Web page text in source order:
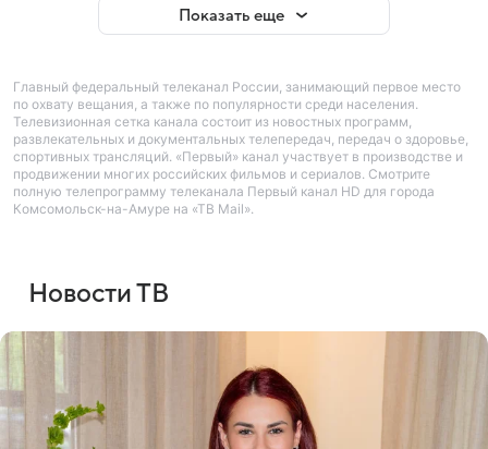
Показать еще
Главный федеральный телеканал России, занимающий первое место
по охвату вещания, а также по популярности среди населения.
Телевизионная сетка канала состоит из новостных программ,
развлекательных и документальных телепередач, передач о здоровье,
спортивных трансляций. «Первый» канал участвует в производстве и
продвижении многих российских фильмов и сериалов. Смотрите
полную телепрограмму телеканала Первый канал HD для города
Комсомольск-на-Амуре на «ТВ Mail».
Новости ТВ